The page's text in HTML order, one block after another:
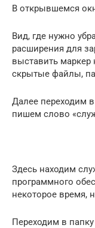
В открывшемся
Вид, где нужно
расширения для
выставить маркер
скрытые файлы,
Далее переходим
пишем слово
Здесь находим
программного
некоторое время,
Переходим в